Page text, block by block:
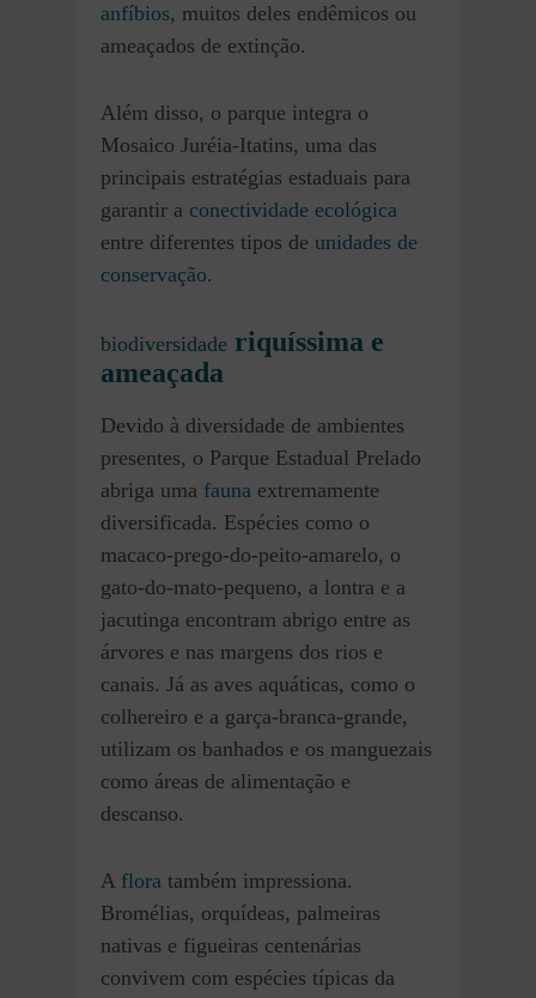
anfíbios, muitos deles endêmicos ou
ameaçados de extinção.
Além disso, o parque integra o
Mosaico Juréia-Itatins, uma das
principais estratégias estaduais para
garantir a conectividade ecológica
entre diferentes tipos de unidades de
conservação.
biodiversidade riquíssima e
ameaçada
Devido à diversidade de ambientes
presentes, o Parque Estadual Prelado
abriga uma fauna extremamente
diversificada. Espécies como o
macaco-prego-do-peito-amarelo, o
gato-do-mato-pequeno, a lontra e a
jacutinga encontram abrigo entre as
árvores e nas margens dos rios e
canais. Já as aves aquáticas, como o
colhereiro e a garça-branca-grande,
utilizam os banhados e os manguezais
como áreas de alimentação e
descanso.
A flora também impressiona.
Bromélias, orquídeas, palmeiras
nativas e figueiras centenárias
convivem com espécies típicas da